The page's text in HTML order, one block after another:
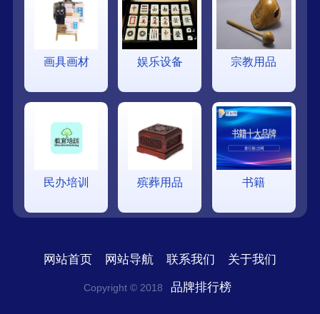
画具画材 娱乐设备 宗教用品
民办培训 殡葬用品 书籍
网站首页 网站导航 联系我们 关于我们
Copyright © 2018 品牌排行榜